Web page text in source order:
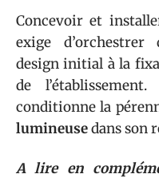
Concevoir et
exige
design initial à la
de
conditionne la
lumineusedans son
A lire en